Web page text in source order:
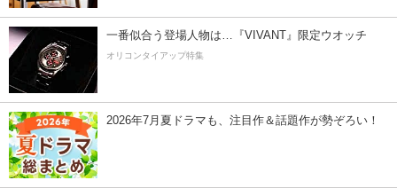
一番似合う登場人物は…『VIVANT』限定ウオッチ
オリコンタイアップ特集
2026年7月夏ドラマも、注目作＆話題作が勢ぞろい！